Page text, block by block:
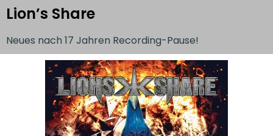
Lion’s Share
Neues nach 17 Jahren Recording-Pause!